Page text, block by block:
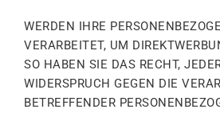
WERDEN IHRE
VERARBEITET, UM
SO HABEN SIE DAS RECHT,
WIDERSPRUCH GEGEN DIE
BETREFFENDER